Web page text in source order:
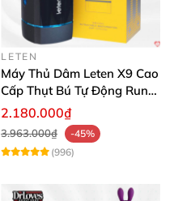
LETEN
Máy Thủ Dâm Leten X9 Cao
Cấp Thụt Bú Tự Động Rung
Rên
2.180.000₫
3.963.000₫
-45%
(996)